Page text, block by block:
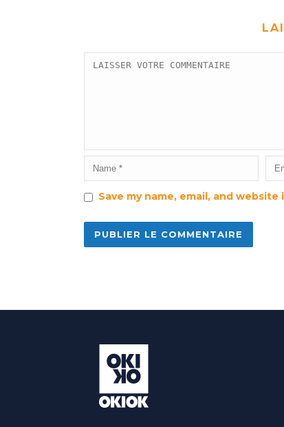
Save my name, email, and